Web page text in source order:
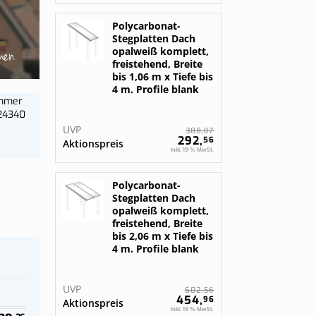
Bestelle jetzt
Polycarbonat-
Stegplatten Dach
opalweiß komplett,
freistehend, Breite
bis 1,06 m x Tiefe bis
4 m. Profile blank
Aktionspreis 292,56
UVP 388,07
Inkl. 19 % MwSt.
Polycarbonat-
Stegplatten Dach
opalweiß komplett,
freistehend, Breite
bis 2,06 m x Tiefe bis
4 m. Profile blank
Aktionspreis 454,96
UVP 602,56
Inkl. 19 % MwSt.